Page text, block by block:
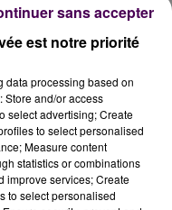
LORS DE
nationale du
interpellation, la
s'est autorisée à
de quatre mois de
la policière
est notre priorité
data processing based on
Store and/or access
select advertising; Create
to select personalised
Measure content
statistics or combinations
improve services; Create
to select personalised
sans accepter